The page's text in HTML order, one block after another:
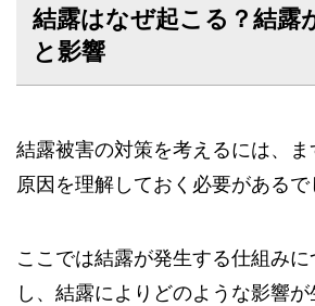
結露はなぜ起こる？結露
と影響
結露被害の対策を考えるには、
原因を理解しておく必要があるで
ここでは結露が発生する仕組み
し、結露によりどのような影響